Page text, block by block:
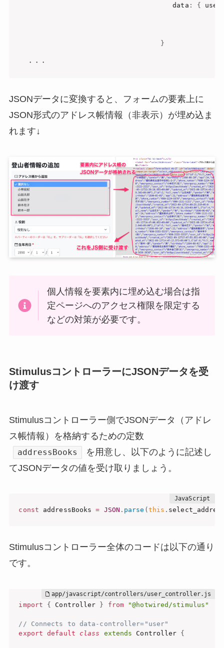
                                      data
: {
}
JSONデータに変換すると、フォームの要素上に
JSON形式のアドレス帳情報（非表示）が埋め込ま
れます↓
個人情報を要素内に埋め込む場合は指
定ページへのアクセス権限を限定する
などの対策が必要です。
StimulusコントローラーにJSONデータを受
け渡す
Stimulusコントローラー側でJSONデータ（アドレ
ス帳情報）を格納するための定数
addressBooks
を用意し、以下のように記述し
てJSONデータの値を受け取りましょう。
const addressBooks = JSON . parse ( this .
Stimulusコントローラー全体のコードは以下の通り
です。
import { Controller } from "@hotwired/stimulus"
// Connects to data-controller="user"
export
default class extends Controller {